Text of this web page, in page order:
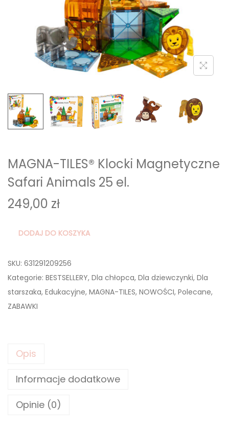
i
o
n
MAGNA-TILES® Klocki Magnetyczne
Safari Animals 25 el.
249,00 zł
DODAJ DO KOSZYKA
SKU: 631291209256
Kategorie: BESTSELLERY, Dla chłopca, Dla dziewczynki, Dla
starszaka, Edukacyjne, MAGNA-TILES, NOWOŚCI, Polecane,
ZABAWKI
Opis
Informacje dodatkowe
Opinie (0)